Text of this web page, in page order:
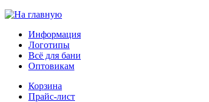
Информация
Логотипы
Всё для бани
Оптовикам
Корзина
Прайс-лист